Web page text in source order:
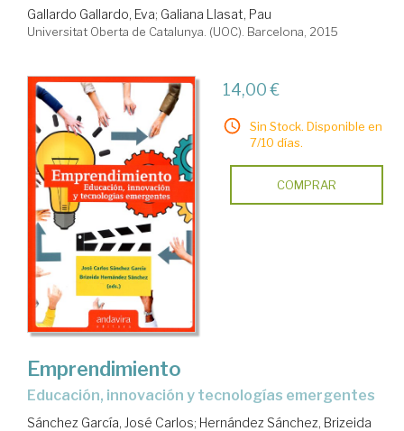
Gallardo Gallardo, Eva; Galiana Llasat, Pau
Universitat Oberta de Catalunya. (UOC). Barcelona, 2015
14,00 €
Sin Stock. Disponible en
7/10 días.
COMPRAR
Emprendimiento
educación, innovación y tecnologías emergentes
Sánchez García, José Carlos; Hernández Sánchez, Brizeida